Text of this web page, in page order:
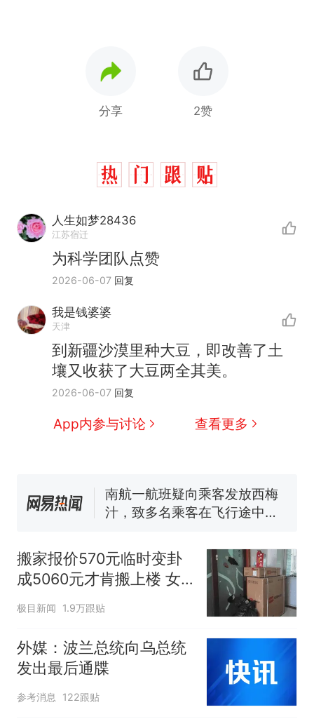
分享 2赞
人生如梦28436
江苏宿迁
为科学团队点赞
2026-06-07 回复
我是钱婆婆
天津
到新疆沙漠里种大豆，即改善了土
壤又收获了大豆两全其美。
2026-06-07 回复
App内参与讨论 查看更多
热
因老师一句“跟我回家”改写了
人生
新 搬家报价570元，搬到楼下
交5060元才肯搬上楼！女子傻
眼了……
空调24小时开着反而更省电？
电力部门回应
佛山一中学招聘物理教师，笔
南航一航班疑向乘客发放西梅
汁，致多名乘客在飞行途中排
人只有2个厕所；客服回应：并
非每架飞机都会发放西梅汁
因老师一句“跟我回家”改写了
人生
搬家报价570元临时变卦
成5060元才肯搬上楼 女
子傻眼
极目新闻 1.9万跟贴
外媒：波兰总统向乌总统
发出最后通牒
参考消息 122跟贴